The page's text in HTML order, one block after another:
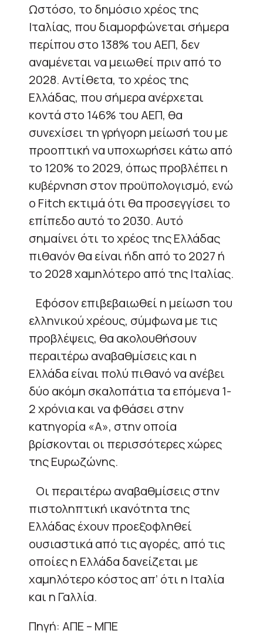
Ωστόσο, το δημόσιο χρέος της
Ιταλίας, που διαμορφώνεται σήμερα
περίπου στο 138% του ΑΕΠ, δεν
αναμένεται να μειωθεί πριν από το
2028. Αντίθετα, το χρέος της
Ελλάδας, που σήμερα ανέρχεται
κοντά στο 146% του ΑΕΠ, θα
συνεχίσει τη γρήγορη μείωσή του με
προοπτική να υποχωρήσει κάτω από
το 120% το 2029, όπως προβλέπει η
κυβέρνηση στον προϋπολογισμό, ενώ
ο Fitch εκτιμά ότι θα προσεγγίσει το
επίπεδο αυτό το 2030. Αυτό
σημαίνει ότι το χρέος της Ελλάδας
πιθανόν θα είναι ήδη από το 2027 ή
το 2028 χαμηλότερο από της Ιταλίας.
Εφόσον επιβεβαιωθεί η μείωση του
ελληνικού χρέους, σύμφωνα με τις
προβλέψεις, θα ακολουθήσουν
περαιτέρω αναβαθμίσεις και η
Ελλάδα είναι πολύ πιθανό να ανέβει
δύο ακόμη σκαλοπάτια τα επόμενα 1-
2 χρόνια και να φθάσει στην
κατηγορία «Α», στην οποία
βρίσκονται οι περισσότερες χώρες
της Ευρωζώνης.
Οι περαιτέρω αναβαθμίσεις στην
πιστοληπτική ικανότητα της
Ελλάδας έχουν προεξοφληθεί
ουσιαστικά από τις αγορές, από τις
οποίες η Ελλάδα δανείζεται με
χαμηλότερο κόστος απ’ ότι η Ιταλία
και η Γαλλία.
Πηγή: ΑΠΕ – ΜΠΕ